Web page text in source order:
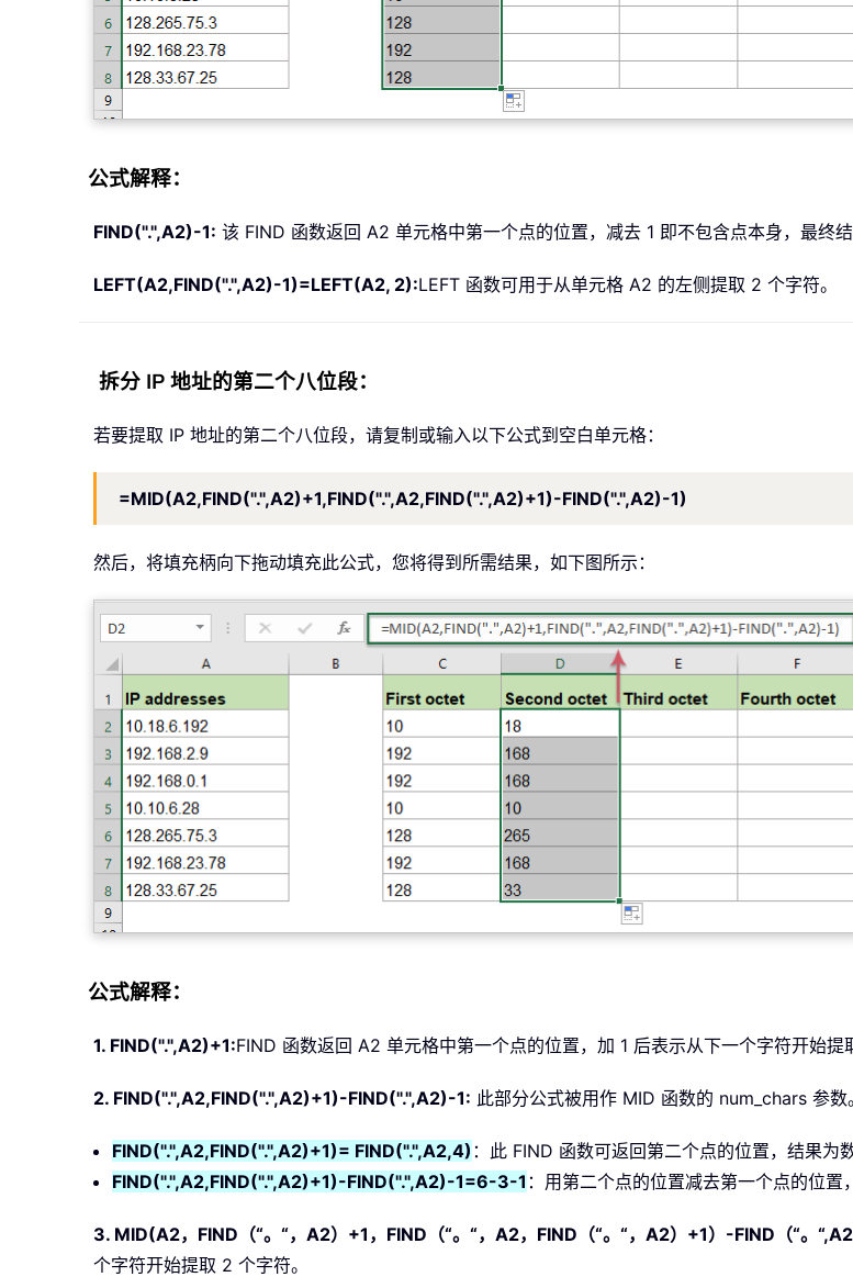
公式解释：
FIND(".",A2)-1: 该 FIND 函数返回 A2 单元格中第一个点的位置，减去 1 即不包含点本身，最终
LEFT(A2,FIND(".",A2)-1)=LEFT(A2, 2):LEFT 函数可用于从单元格 A2 的左侧提取 2 个字符。
拆分 IP 地址的第二个八位段：
若要提取 IP 地址的第二个八位段，请复制或输入以下公式到空白单元格：
=MID(A2,FIND(".",A2)+1,FIND(".",A2,FIND(".",A2)+1)-FIND(".",A2)-1)
然后，将填充柄向下拖动填充此公式，您将得到所需结果，如下图所示：
公式解释：
1. FIND(".",A2)+1:FIND 函数返回 A2 单元格中第一个点的位置，加 1 后表示从下一个字符开始
2. FIND(".",A2,FIND(".",A2)+1)-FIND(".",A2)-1: 此部分公式被用作 MID 函数的 num_chars 参数。
FIND(".",A2,FIND(".",A2)+1)= FIND(".",A2,4) ：此 FIND 函数可返回第二个点的位置，结果为
FIND(".",A2,FIND(".",A2)+1)-FIND(".",A2)-1=6-3-1 ：用第二个点的位置减去第一个点的位
3. MID(A2，FIND（“。“，A2）+1，FIND（“。“，A2，FIND（“。“，A2）+1）-FIND（“。
个字符开始提取 2 个字符。